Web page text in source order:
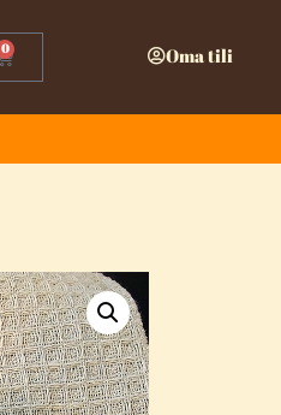
0 Oma tili